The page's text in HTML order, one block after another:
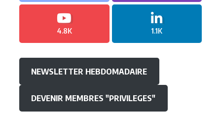
4.8K 1.1K
NEWSLETTER HEBDOMADAIRE
DEVENIR MEMBRES "PRIVILEGES"